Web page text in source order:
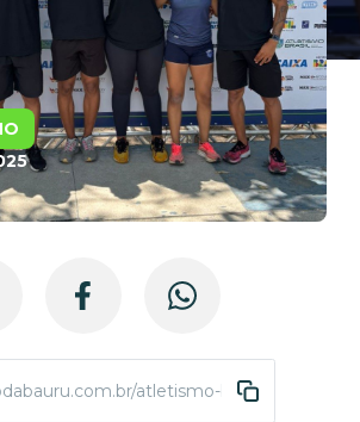
atletismo-brasileiro-sub-